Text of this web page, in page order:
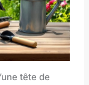
tête de